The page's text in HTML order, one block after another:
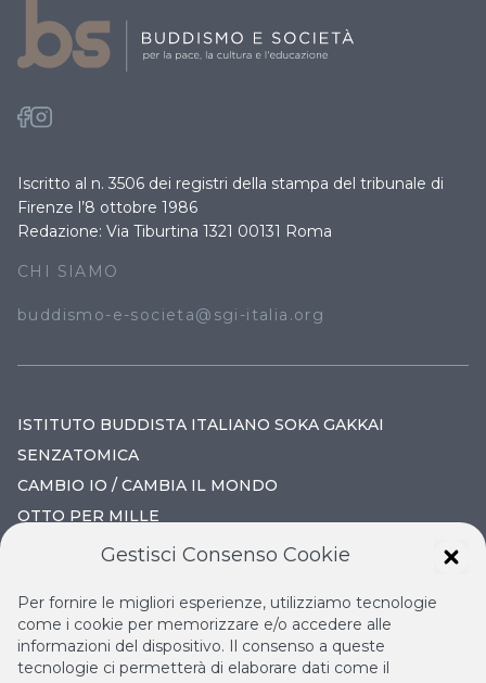
Iscritto al n. 3506 dei registri della stampa del tribunale di
Firenze l’8 ottobre 1986
Redazione: Via Tiburtina 1321 00131 Roma
CHI SIAMO
buddismo-e-societa@sgi-italia.org
ISTITUTO BUDDISTA ITALIANO SOKA GAKKAI
SENZATOMICA
CAMBIO IO / CAMBIA IL MONDO
OTTO PER MILLE
IL VOLO CONTINUO
LA BIBLIOTECA DI NICHIREN
Gestisci Consenso Cookie
Per fornire le migliori esperienze, utilizziamo tecnologie
come i cookie per memorizzare e/o accedere alle
informazioni del dispositivo. Il consenso a queste
tecnologie ci permetterà di elaborare dati come il